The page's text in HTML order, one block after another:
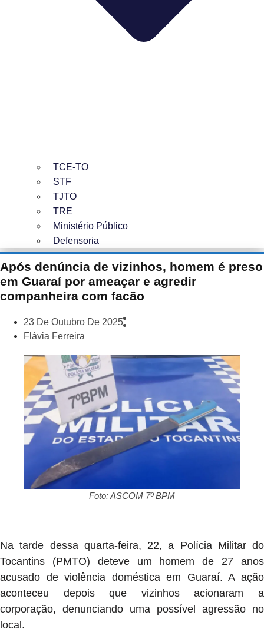
TCE-TO
STF
TJTO
TRE
Ministério Público
Defensoria
Após denúncia de vizinhos, homem é preso
em Guaraí por ameaçar e agredir
companheira com facão
23 De Outubro De 2025
Flávia Ferreira
Foto: ASCOM 7º BPM
Na tarde dessa quarta-feira, 22, a Polícia Militar do
Tocantins (PMTO) deteve um homem de 27 anos
acusado de violência doméstica em Guaraí. A ação
aconteceu depois que vizinhos acionaram a
corporação, denunciando uma possível agressão no
local.